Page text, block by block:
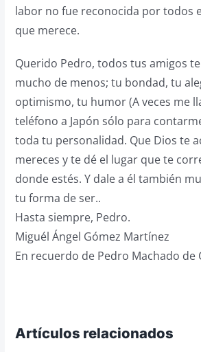
labor no fue reconocida por todos
que merece.
Querido Pedro, todos tus amigos
mucho de menos; tu bondad, tu
optimismo, tu humor (A veces me
teléfono a Japón sólo para
toda tu personalidad. Que Dios te
mereces y te dé el lugar que te
donde estés. Y dale a él también
tu forma de ser..
Hasta siempre, Pedro.
Miguél Ángel Gómez Martínez
En recuerdo de Pedro Machado de
Artículos relacionados